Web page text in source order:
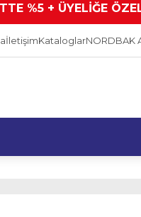
%5 + ÜYELİĞE
İletişimKataloglarNORDBAK